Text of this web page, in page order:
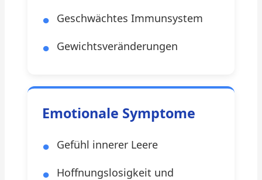
Geschwächtes Immunsystem
Gewichtsveränderungen
Emotionale Symptome
Gefühl innerer Leere
Hoffnungslosigkeit und